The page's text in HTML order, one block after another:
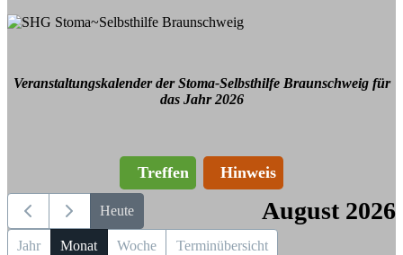
Veranstaltungskalender der Stoma-Selbsthilfe Braunschweig für
das Jahr 2026
Treffen Hinweis
Heute August 2026
Jahr Monat Woche Terminübersicht